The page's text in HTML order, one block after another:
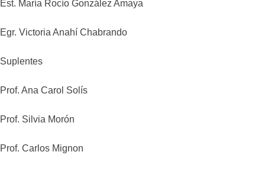
Est. María Rocío González Amaya
Egr. Victoria Anahí Chabrando
Suplentes
Prof. Ana Carol Solís
Prof. Silvia Morón
Prof. Carlos Mignon